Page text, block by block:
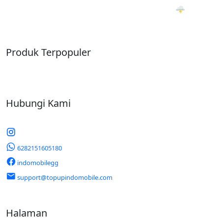
Transaksi Otomatis 24 Jam. PROSES 1 DETIKK 🌩
Produk Terpopuler
Hubungi Kami
6282151605180
indomobilegg
support@topupindomobile.com
Halaman